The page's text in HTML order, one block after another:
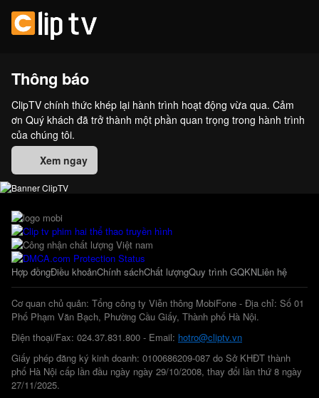
Thông báo
ClipTV chính thức khép lại hành trình hoạt động vừa qua. Cảm
ơn Quý khách đã trở thành một phần quan trọng trong hành trình
của chúng tôi.
Xem ngay
Hợp đồngĐiều khoảnChính sáchChất lượngQuy trình GQKNLiên hệ
Cơ quan chủ quản: Tổng công ty Viễn thông MobiFone - Địa chỉ: Số 01
Phố Phạm Văn Bạch, Phường Cầu Giấy, Thành phố Hà Nội.
Điện thoại/Fax: 024.37.831.800 - Email: hotro@cliptv.vn
Giấy phép đăng ký kinh doanh: 0100686209-087 do Sở KHĐT thành
phố Hà Nội cấp lần đầu ngày ngày 29/10/2008, thay đổi lần thứ 8 ngày
27/11/2025.